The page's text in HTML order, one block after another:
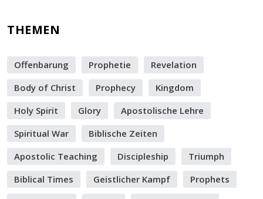
THEMEN
Offenbarung Prophetie
Revelation
Body of Christ
Prophecy
Kingdom
Holy Spirit
Glory
Apostolische Lehre
Spiritual War
Biblische Zeiten
Apostolic Teaching
Discipleship
Triumph
Biblical Times
Geistlicher Kampf
Prophets